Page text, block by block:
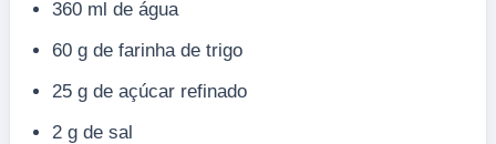
360 ml de água
60 g de farinha de trigo
25 g de açúcar refinado
2 g de sal